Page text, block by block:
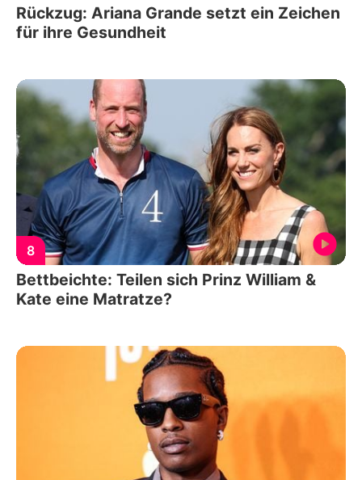
Rückzug: Ariana Grande setzt ein Zeichen
für ihre Gesundheit
8
Bettbeichte: Teilen sich Prinz William &
Kate eine Matratze?